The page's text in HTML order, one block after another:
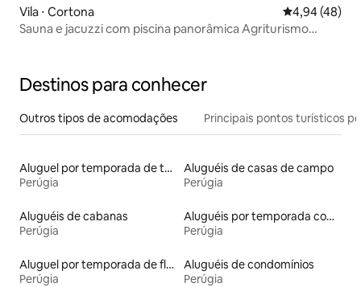
Vila ⋅ Cortona 4,94 de uma
4,94 (48)
Sauna e jacuzzi com piscina panorâmica Agriturismo
Destinos para conhecer
Outros tipos de acomodações Principais pontos turísticos
Aluguel por temporada de tendas
Perúgia
Aluguéis de casas de campo
Perúgia
Aluguéis de cabanas
Perúgia
Aluguéis por temporada com banheira de hidromassagem
Perúgia
Aluguel por temporada de flats
Perúgia
Aluguéis de condomínios
Perúgia